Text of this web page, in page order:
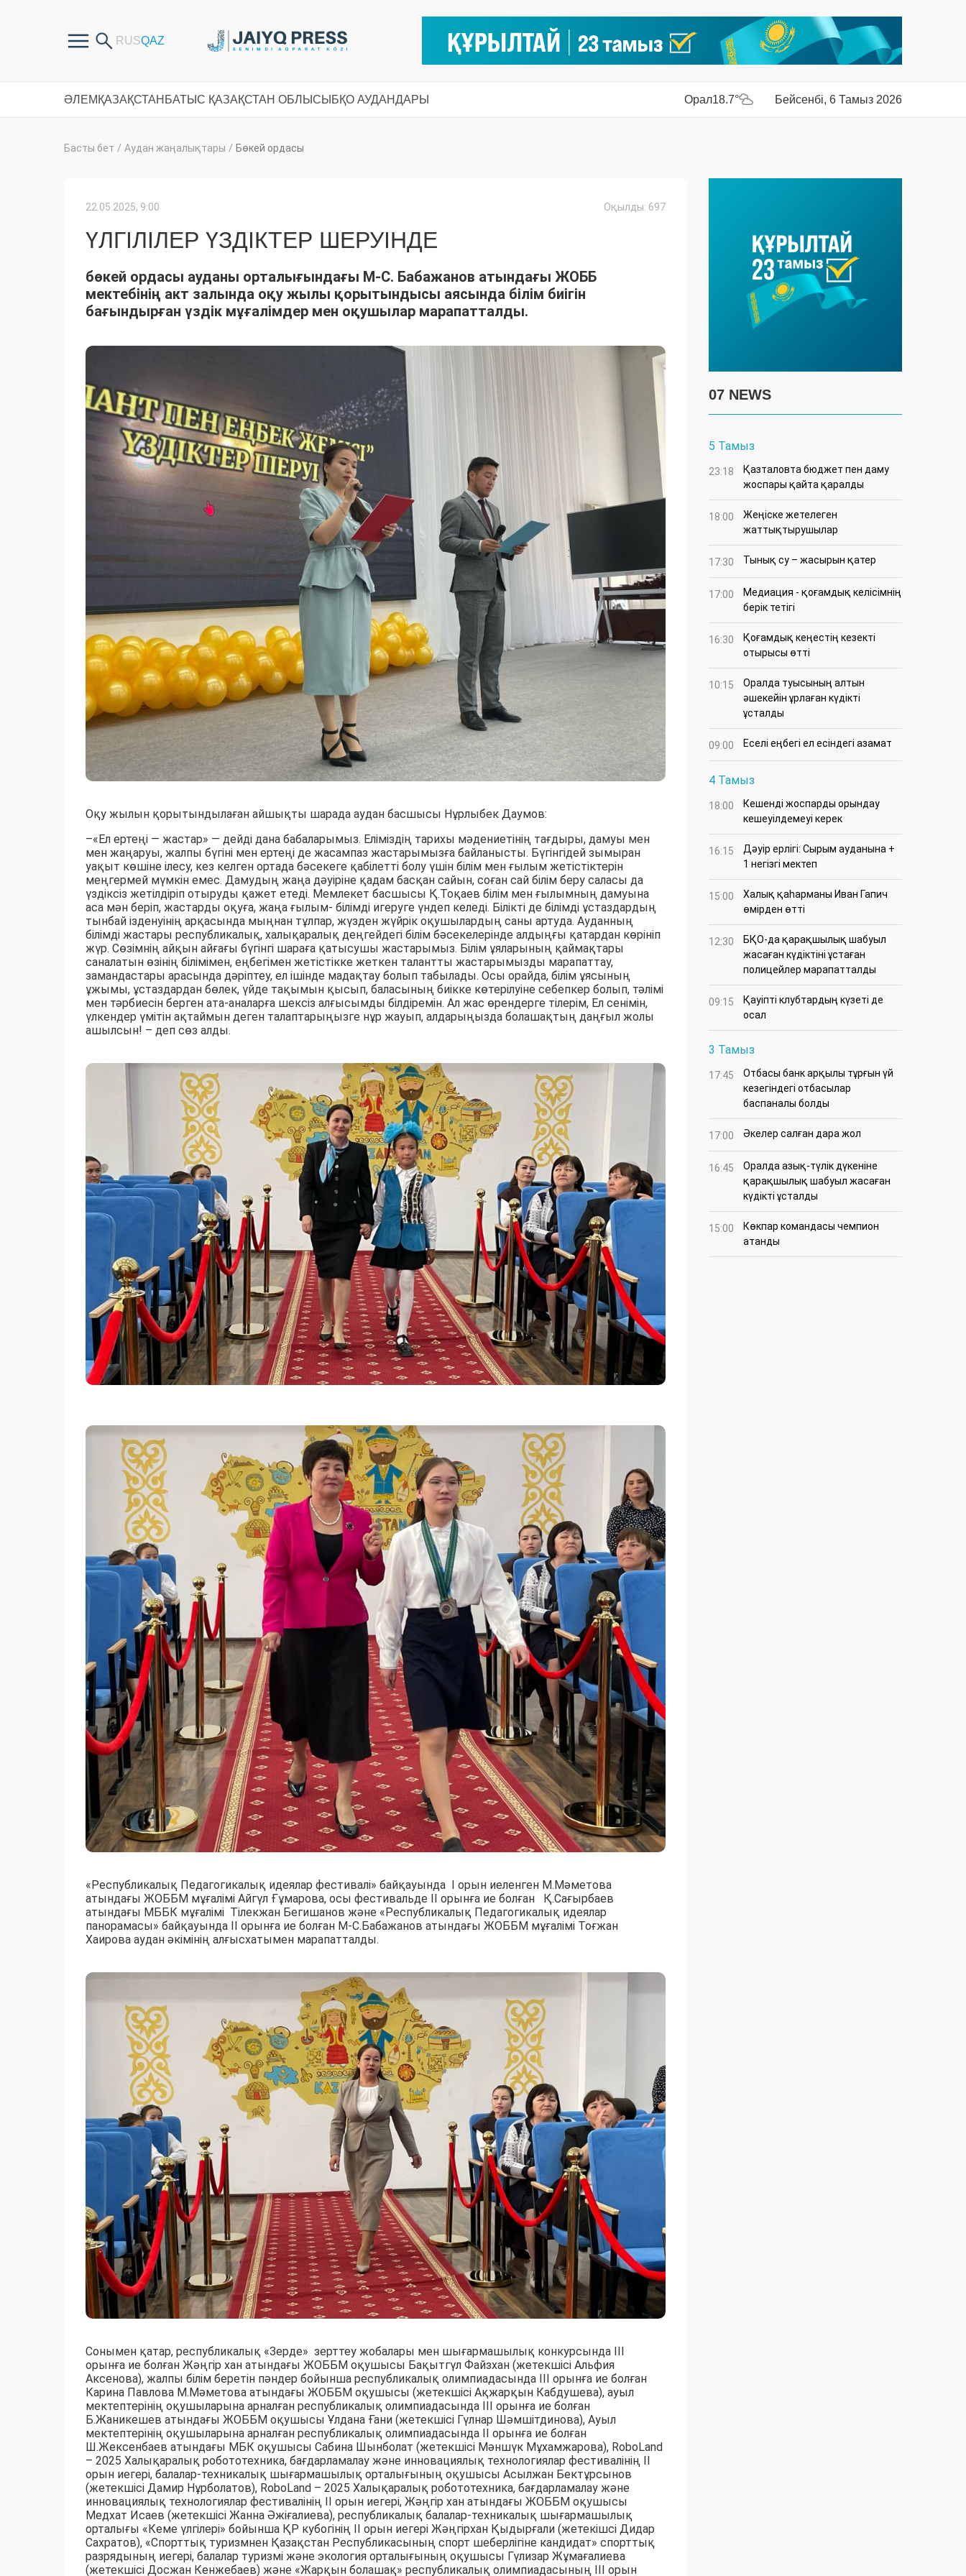
ӘЛЕМ ҚАЗАҚСТАН БАТЫС ҚАЗАҚСТАН ОБЛЫСЫ БҚО АУДАНДАРЫ Орал18.7° Бейсенбі, 6 Тамыз 2026
Басты бет / Аудан жаңалықтары / Бөкей ордасы
22.05.2025, 9:00 Оқылды: 697
ҮЛГІЛІЛЕР ҮЗДІКТЕР ШЕРУІНДЕ
бөкей ордасы ауданы орталығындағы М-С. Бабажанов атындағы ЖОББ
мектебінің акт залында оқу жылы қорытындысы аясында білім биігін
бағындырған үздік мұғалімдер мен оқушылар марапатталды.
Оқу жылын қорытындылаған айшықты шарада аудан басшысы Нұрлыбек Даумов:
–«Ел ертеңі — жастар» — дейді дана бабаларымыз. Еліміздің тарихы мәдениетінің тағдыры, дамуы мен
мен жаңаруы, жалпы бүгіні мен ертеңі де жасампаз жастарымызға байланысты. Бүгінгідей зымыран
уақыт көшіне ілесу, кез келген ортада бәсекеге қабілетті болу үшін білім мен ғылым жетістіктерін
меңгермей мүмкін емес. Дамудың жаңа дәуіріне қадам басқан сайын, соған сай білім беру саласы да
үздіксіз жетілдіріп отыруды қажет етеді. Мемлекет басшысы Қ.Тоқаев білім мен ғылымның дамуына
аса мән беріп, жастарды оқуға, жаңа ғылым- білімді игеруге үндеп келеді. Білікті де білімді ұстаздардың
тынбай ізденуінің арқасында мыңнан тұлпар, жүзден жүйрік оқушылардың саны артуда. Ауданның
білімді жастары республикалық, халықаралық деңгейдегі білім бәсекелерінде алдыңғы қатардан көрініп
жүр. Сөзімнің айқын айғағы бүгінгі шараға қатысушы жастарымыз. Білім ұяларының қаймақтары
саналатын өзінің білімімен, еңбегімен жетістікке жеткен талантты жастарымызды марапаттау,
замандастары арасында дәріптеу, ел ішінде мадақтау болып табылады. Осы орайда, білім ұясының
ұжымы, ұстаздардан бөлек, үйде тақымын қысып, баласының биікке көтерілуіне себепкер болып, тәлімі
мен тәрбиесін берген ата-аналарға шексіз алғысымды білдіремін. Ал жас өрендерге тілерім, Ел сенімін,
үлкендер үмітін ақтаймын деген талаптарыңызге нұр жауып, алдарыңызда болашақтың даңғыл жолы
ашылсын! – деп сөз алды.
«Республикалық Педагогикалық идеялар фестивалі» байқауында І орын иеленген М.Мәметова
атындағы ЖОББМ мұғалімі Айгүл Ғұмарова, осы фестивальде ІІ орынға ие болған Қ.Сағырбаев
атындағы МББК мұғалімі Тілекжан Бегишанов және «Республикалық Педагогикалық идеялар
панорамасы» байқауында ІІ орынға ие болған М-С.Бабажанов атындағы ЖОББМ мұғалімі Тоғжан
Хаирова аудан әкімінің алғысхатымен марапатталды.
Сонымен қатар, республикалық «Зерде» зерттеу жобалары мен шығармашылық конкурсында ІІІ
орынға ие болған Жәңгір хан атындағы ЖОББМ оқушысы Бақытгүл Файзхан (жетекшісі Альфия
Аксенова), жалпы білім беретін пәндер бойынша республикалық олимпиадасында ІІІ орынға ие болған
Карина Павлова М.Мәметова атындағы ЖОББМ оқушысы (жетекшісі Ақжарқын Кабдушева), ауыл
мектептерінің оқушыларына арналған республикалық олимпиадасында ІІІ орынға ие болған
Б.Жаникешев атындағы ЖОББМ оқушысы Ұлдана Ғани (жетекшісі Гүлнар Шәмшітдинова), Ауыл
мектептерінің оқушыларына арналған республикалық олимпиадасында ІІ орынға ие болған
Ш.Жексенбаев атындағы МБК оқушысы Сабина Шынболат (жетекшісі Мәншүк Мұхамжарова), RoboLand
– 2025 Халықаралық робототехника, бағдарламалау және инновациялық технологиялар фестивалінің ІІ
орын иегері, балалар-техникалық шығармашылық орталығының оқушысы Асылжан Бектұрсынов
(жетекшісі Дамир Нұрболатов), RoboLand – 2025 Халықаралық робототехника, бағдарламалау және
инновациялық технологиялар фестивалінің ІІ орын иегері, Жәңгір хан атындағы ЖОББМ оқушысы
Медхат Исаев (жетекшісі Жанна Әжіғалиева), республикалық балалар-техникалық шығармашылық
орталығы «Кеме үлгілері» бойынша ҚР кубогінің ІІ орын иегері Жәңгірхан Қыдырғали (жетекішсі Дидар
Сахратов), «Спорттық туризмнен Қазақстан Республикасының спорт шеберлігіне кандидат» спорттық
разрядының иегері, балалар туризмі және экология орталығының оқушысы Гүлизар Жұмағалиева
(жетекшісі Досжан Кенжебаев) және «Жарқын болашақ» республикалық олимпиадасының ІІІ орын
07 NEWS
5 Тамыз
23:18
Қазталовта бюджет пен даму
жоспары қайта қаралды
18:00
Жеңіске жетелеген
жаттықтырушылар
17:30 Тынық су – жасырын қатер
17:00
Медиация - қоғамдық келісімнің
берік тетігі
16:30
Қоғамдық кеңестің кезекті
отырысы өтті
10:15
Оралда туысының алтын
әшекейін ұрлаған күдікті
ұсталды
09:00 Еселі еңбегі ел есіндегі азамат
4 Тамыз
18:00
Кешенді жоспарды орындау
кешеуілдемеуі керек
16:15
Дәуір ерлігі: Сырым ауданына +
1 негізгі мектеп
15:00
Халық қаһарманы Иван Гапич
өмірден өтті
12:30
БҚО-да қарақшылық шабуыл
жасаған күдіктіні ұстаған
полицейлер марапатталды
09:15
Қауіпті клубтардың күзеті де
осал
3 Тамыз
17:45
Отбасы банк арқылы тұрғын үй
кезегіндегі отбасылар
баспаналы болды
17:00 Әкелер салған дара жол
16:45
Оралда азық-түлік дүкеніне
қарақшылық шабуыл жасаған
күдікті ұсталды
15:00
Көкпар командасы чемпион
атанды